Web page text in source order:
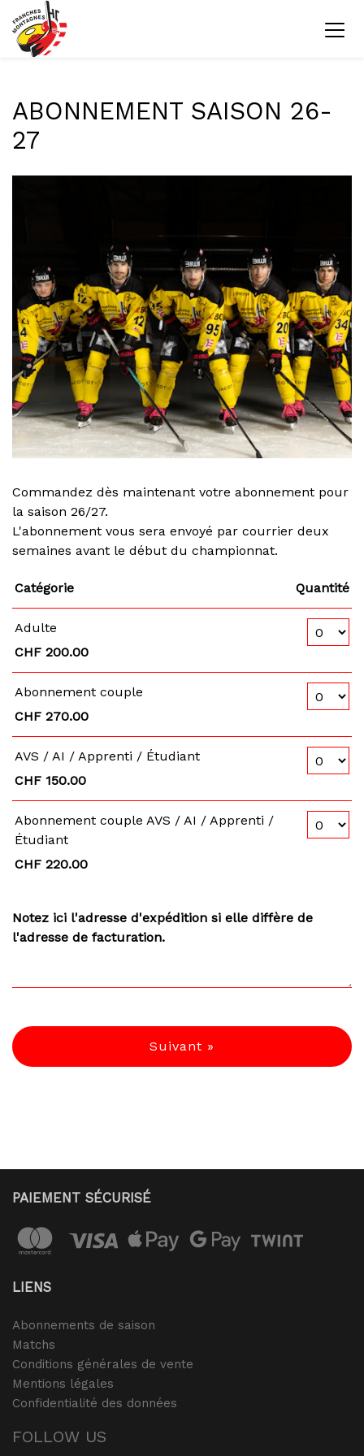
ABONNEMENT SAISON 26-
27
Commandez dès maintenant votre abonnement pour
la saison 26/27.
L'abonnement vous sera envoyé par courrier deux
semaines avant le début du championnat.
Catégorie Quantité
Adulte
CHF 200.00
Nombre
Abonnement couple
CHF 270.00
Nombre
AVS / AI / Apprenti / Étudiant
CHF 150.00
Nombre
Abonnement couple AVS / AI / Apprenti /
Étudiant
CHF 220.00
Nombre
Notez ici l'adresse d'expédition si elle diffère de
l'adresse de facturation.
Suivant »
PAIEMENT SÉCURISÉ
LIENS
Abonnements de saison
Matchs
Conditions générales de vente
Mentions légales
Confidentialité des données
FOLLOW US